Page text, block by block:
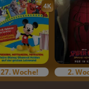
4K
27. Woche! 2.